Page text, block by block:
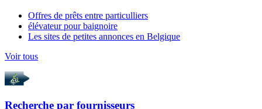
Offres de prêts entre particulliers
élévateur pour baignoire
Les sites de petites annonces en Belgique
Voir tous
Recherche par fournisseurs